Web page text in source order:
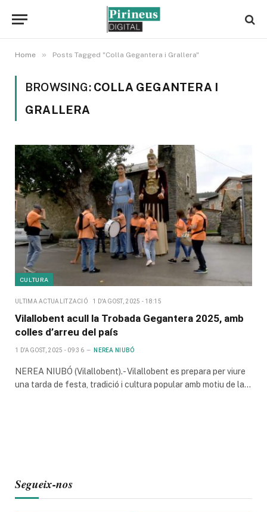
Home » Posts Tagged "Colla Gegantera i Grallera"
BROWSING: COLLA GEGANTERA I
GRALLERA
CULTURA
ULTIMA ACTUALITZACIÓ 1 D'AGOST, 2025 - 18:15
Vilallobent acull la Trobada Gegantera 2025, amb
colles d’arreu del país
1 D'AGOST, 2025 - 09:36 NEREA NIUBÓ
NEREA NIUBÓ (Vilallobent).- Vilallobent es prepara per viure
una tarda de festa, tradició i cultura popular amb motiu de la…
Segueix-nos